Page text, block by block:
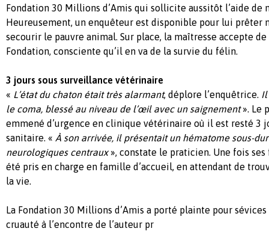
Fondation 30 Millions d’Amis qui sollicite aussitôt l’aide de
Heureusement, un enquêteur est disponible pour lui prêter
secourir le pauvre animal. Sur place, la maîtresse accepte
Fondation, consciente qu’il en va de la survie du félin.
3 jours sous surveillance vétérinaire
« L’état du chaton était très alarmant, déplore l’enquêtrice. Il
le coma, blessé au niveau de l’œil avec un saignement». Le
emmené d’urgence en clinique vétérinaire où il est resté 3
sanitaire. « À son arrivée, il présentait un hématome sous-
neurologiques centraux », constate le praticien. Une fois
été pris en charge en famille d’accueil, en attendant de
la vie.
La Fondation 30 Millions d’Amis a porté plainte pour
cruauté à l’encontre de l’auteur pr